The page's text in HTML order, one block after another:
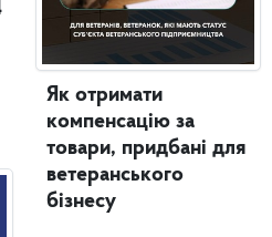
Як отримати
компенсацію за
товари, придбані для
ветеранського
бізнесу